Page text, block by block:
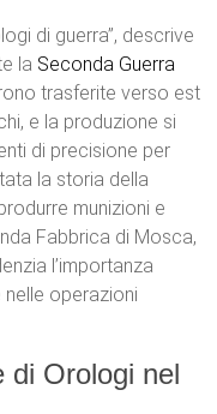
di guerra”, descrive
la Seconda Guerra
trasferite verso est
e la produzione si
di precisione per
la storia della
munizioni e
Fabbrica di Mosca,
l’importanza
operazioni
di Orologi nel